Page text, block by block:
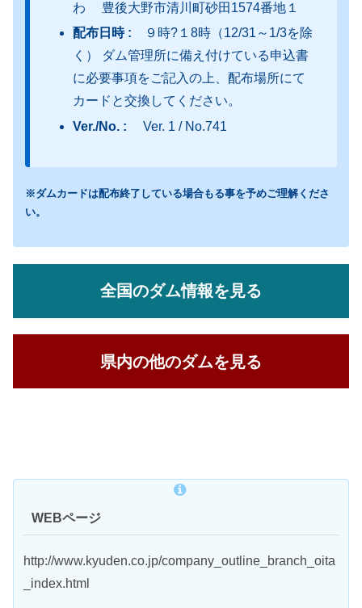
わ 豊後大野市清川町砂田1574番地１
配布日時 :
９時?１8時（12/31～1/3を除
く） ダム管理所に備え付けている申込書
に必要事項をご記入の上、配布場所にて
カードと交換してください。
Ver./No. :
Ver. 1 / No.741
※ダムカードは配布終了している場合もる事を予めご理解くださ
い。
全国のダム情報を見る
県内の他のダムを見る
WEBページ
http://www.kyuden.co.jp/company_outline_branch_oita
_index.html